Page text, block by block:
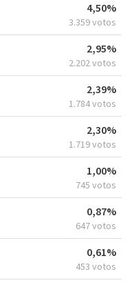
4,50%
3.359 votos
2,95%
2.202 votos
2,39%
1.784 votos
2,30%
1.719 votos
1,00%
745 votos
0,87%
647 votos
0,61%
453 votos